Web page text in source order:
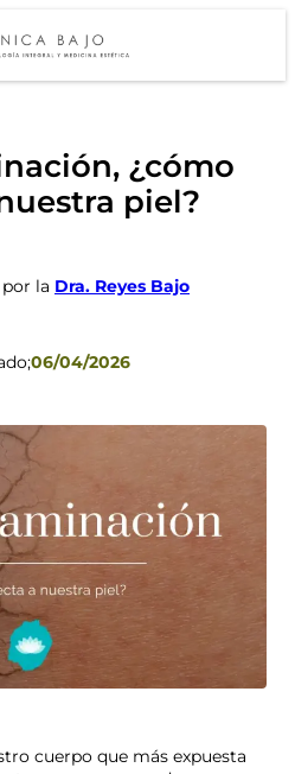
¿cómo
piel?
la Dra. Reyes Bajo
06/04/2026
cuerpo que más expuesta